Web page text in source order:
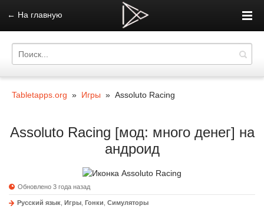
← На главную
Tabletapps.org » Игры » Assoluto Racing
Assoluto Racing [мод: много денег] на
андроид
Обновлено 3 года назад
Русский язык Игры Гонки Симуляторы